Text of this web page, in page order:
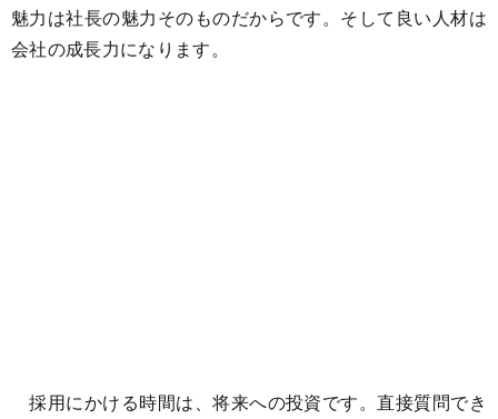
魅力は社長の魅力そのものだからです。そして良い人材は
会社の成長力になります。
採用にかける時間は、将来への投資です。直接質問でき